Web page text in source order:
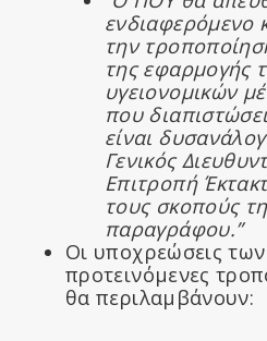
ενδιαφερόμενο
την
της εφαρμογής
υγειονομικών
που
είναι
Γενικός
Επιτροπή
τους σκοπούς
παραγράφου.”
Οι υποχρεώσεις
προτεινόμενες
θα περιλαμβάνουν: